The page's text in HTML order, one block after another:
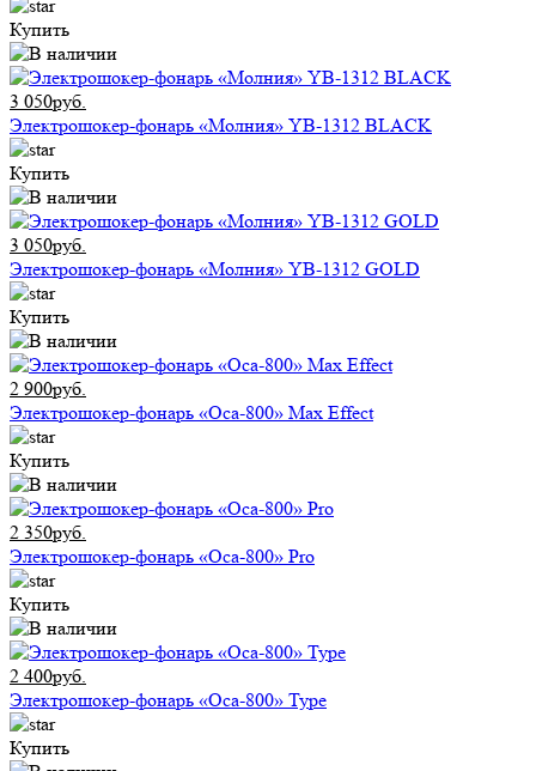
Купить
3 050руб.
Электрошокер-фонарь «Молния» YB-1312 BLACK
Купить
3 050руб.
Электрошокер-фонарь «Молния» YB-1312 GOLD
Купить
2 900руб.
Электрошокер-фонарь «Оса-800» Max Effect
Купить
2 350руб.
Электрошокер-фонарь «Оса-800» Pro
Купить
2 400руб.
Электрошокер-фонарь «Оса-800» Type
Купить